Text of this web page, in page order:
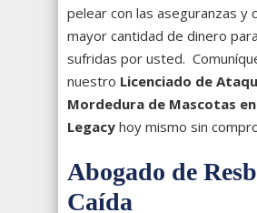
pelear con las aseguranzas y
mayor cantidad de dinero
sufridas por usted.
nuestro Licenciado de
Mordedura de Mascotas
Legacy hoy mismo sin
Abogado de
Caída